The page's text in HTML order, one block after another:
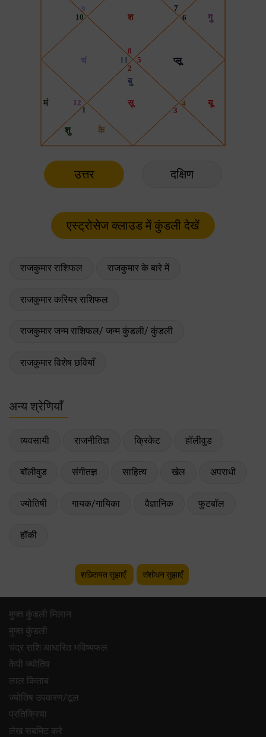
उत्तर दक्षिण
राजकुमार राशिफल राजकुमार के बारे में
राजकुमार करियर राशिफल
राजकुमार जन्म राशिफल/ जन्म कुंडली/ कुंडली
राजकुमार विशेष छवियाँ
अन्य श्रेणियाँ
व्यवसायी राजनीतिज्ञ क्रिकेट हॉलीवुड
बॉलीवुड संगीतज्ञ साहित्य खेल अपराधी
ज्योतिषी गायक/गायिका वैज्ञानिक फुटबॉल
हॉकी
शख़्सियत सुझाएँ संशोधन सुझाएँ
मुफ्त कुंडली मिलान
मुफ्त कुंडली
चंद्र राशि आधारित भविष्यफल
केपी ज्योतिष
लाल किताब
ज्योतिष उपकरण/टूल
प्रतिक्रिया
लेख सबमिट करे